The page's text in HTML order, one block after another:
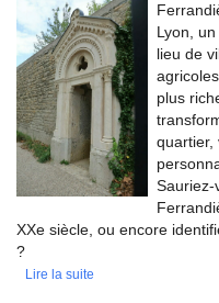
Lyon,
lieu de
plus
quartier,
Sauriez-
XXe siècle, ou encore
?
Lire la suite